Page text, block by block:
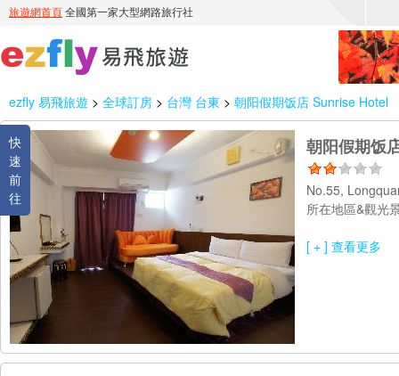
ezfly 易飛旅遊 > 全球訂房 > 台灣 台東 > 朝阳假期饭店 Sunrise Hotel
快
速
前
往
朝阳假期饭
No.55,
所在地區&觀光
[ + ] 查看更多